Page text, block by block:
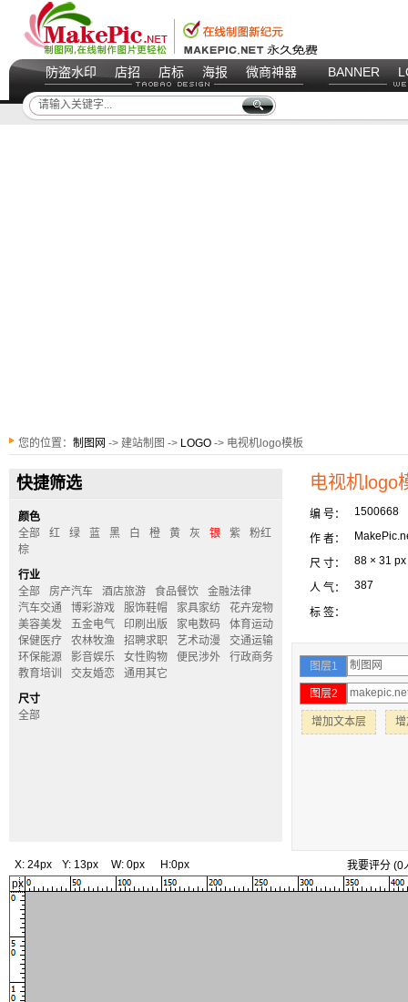
防盗水印 店招 店标 海报 微商神器 BANNER
您的位置： 制图网 -> 建站制图 -> LOGO -> 电视机logo模板
快捷筛选
颜色
全部
红 绿 蓝 黑 白 橙 黄 灰 银 紫
粉红
棕
行业
全部
房产汽车 酒店旅游 食品餐饮
金融法律
汽车交通
博彩游戏 服饰鞋帽 家具家纺
花卉宠物
美容美发
五金电气 印刷出版 家电数码
体育运动
保健医疗
农林牧渔 招聘求职 艺术动漫
交通运输
环保能源
影音娱乐 女性购物 便民涉外
行政商务
教育培训
交友婚恋
通用其它
尺寸
全部
电视机logo
编 号： 1500668
作 者：
尺 寸： 88 × 31 px
人 气： 387
标 签：
图层1
图层2
增加文本层
X: 24px Y: 13px W: 0px H:0px 我要评分 (0
px